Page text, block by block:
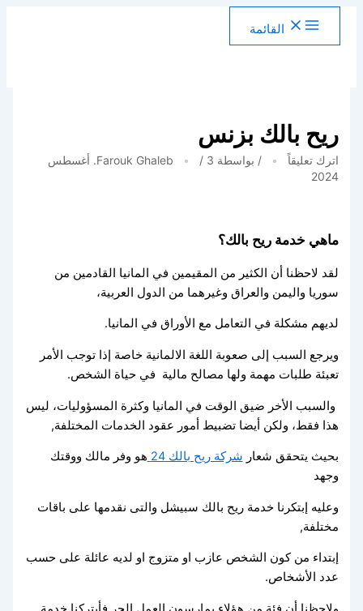
القائمة
ريح بالك بزنس
اترك تعليقاً / بواسطة Farouk Ghaleb /
3. أغسطس
2024
ماهي خدمة ريح بالك؟
لقد لاحظنا أن الكثير من المقيمين في المانيا القادمين من
سوريا واليمن والعراق وغيرهما من الدول العربية،
لديهم مشكلة في التعامل مع الأوراق في المانيا.
ويرجع السبب إلى صعوبة اللغة الالمانية خاصة إذا توجب الأمر
تعبئة طلبات مهمة ولها مصالح مالية في حياة الشخص.
والسبب الأخر ضيق الوقت في المانيا وكثرة المسؤوليات، ليس
هذا فقط، ولكن أيضا تضبيط أمور عقود الخدمات المختلفة,
بحيث يتحقق شعارشركة ريح بالك 24
هو وفر مالك ووقتك
وجهد
وعليه إبتكرنا خدمة ريح بالك سبيشل والتى نقدمها على باقات
مختلفة,
إبتداء من كون الشخص عازب او متزوج او لديه عائلة على حسب
عدد الأشخاص.